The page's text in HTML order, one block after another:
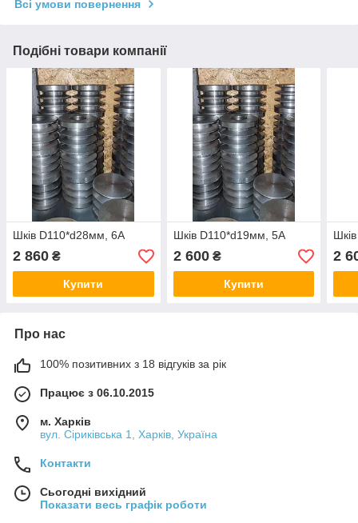
Всі умови повернення
Подібні товари компанії
Шків D110*d28мм, 6А
2 860 ₴
Купити
Шків D110*d19мм, 5А
2 600₴
Купити
2
Про нас
100% позитивних з 18 відгуків за рік
Працює з 06.10.2015
м. Харків
вул. Сіриківська 1, Харків, Україна
Контакти
Сьогодні вихідний
Показати весь графік роботи